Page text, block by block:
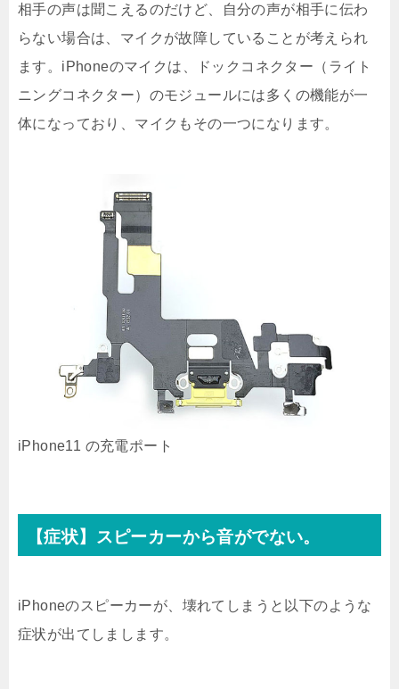
相手の声は聞こえるのだけど、自分の声が相手に伝わ
らない場合は、マイクが故障していることが考えられ
ます。iPhoneのマイクは、ドックコネクター（ライト
ニングコネクター）のモジュールには多くの機能が一
体になっており、マイクもその一つになります。
iPhone11 の充電ポート
【症状】スピーカーから音がでない。
iPhoneのスピーカーが、壊れてしまうと以下のような
症状が出てしまします。